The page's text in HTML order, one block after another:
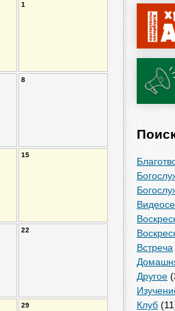
1
8
15
22
29
Встреча
Другое
Клуб